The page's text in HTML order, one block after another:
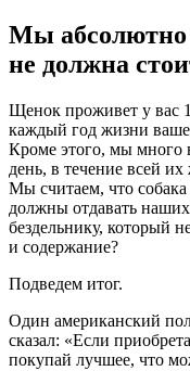
Мы абсолютно
не должна
Щенок проживет у вас
каждый год жизни
Кроме этого, мы много
день, в течение всей
Мы считаем, что
должны отдавать
бездельнику, который
и содержание?
Подведем итог.
Один американский
сказал: «Если
покупай лучшее, что